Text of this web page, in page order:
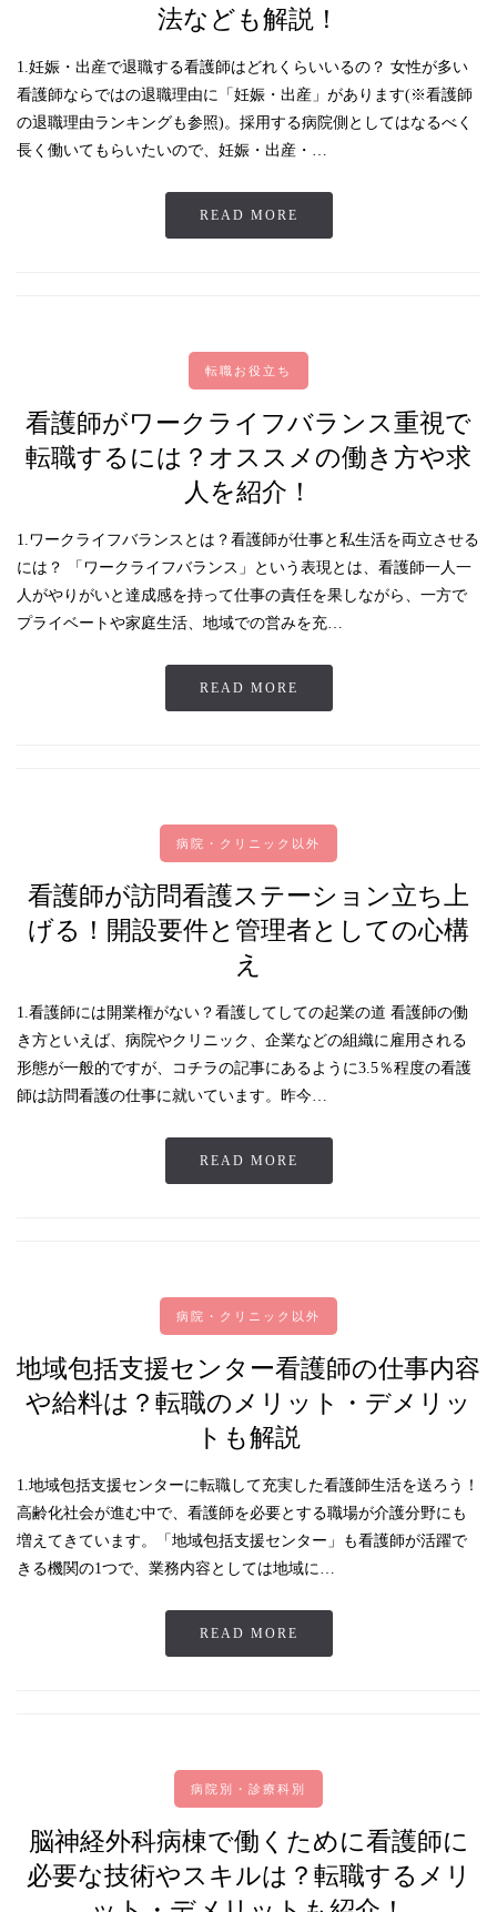
法なども解説！
1.妊娠・出産で退職する看護師はどれくらいいるの？ 女性が多い
看護師ならではの退職理由に「妊娠・出産」があります(※看護師
の退職理由ランキングも参照)。採用する病院側としてはなるべく
長く働いてもらいたいので、妊娠・出産・…
READ MORE
転職お役立ち
看護師がワークライフバランス重視で
転職するには？オススメの働き方や求
人を紹介！
1.ワークライフバランスとは？看護師が仕事と私生活を両立させる
には？ 「ワークライフバランス」という表現とは、看護師一人一
人がやりがいと達成感を持って仕事の責任を果しながら、一方で
プライベートや家庭生活、地域での営みを充…
READ MORE
病院・クリニック以外
看護師が訪問看護ステーション立ち上
げる！開設要件と管理者としての心構
え
1.看護師には開業権がない？看護してしての起業の道 看護師の働
き方といえば、病院やクリニック、企業などの組織に雇用される
形態が一般的ですが、コチラの記事にあるように3.5％程度の看護
師は訪問看護の仕事に就いています。昨今…
READ MORE
病院・クリニック以外
地域包括支援センター看護師の仕事内容
や給料は？転職のメリット・デメリッ
トも解説
1.地域包括支援センターに転職して充実した看護師生活を送ろう！
高齢化社会が進む中で、看護師を必要とする職場が介護分野にも
増えてきています。「地域包括支援センター」も看護師が活躍で
きる機関の1つで、業務内容としては地域に…
READ MORE
病院別・診療科別
脳神経外科病棟で働くために看護師に
必要な技術やスキルは？転職するメリ